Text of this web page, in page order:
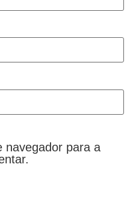
navegador para a